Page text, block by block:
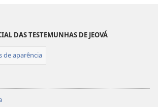
PalavraPalavra
DAS TESTEMUNHAS DE JEOVÁ
de aparência